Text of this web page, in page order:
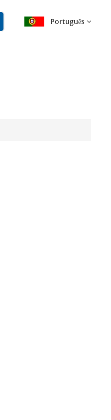
Português